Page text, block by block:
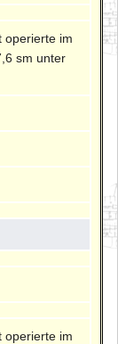
operierte im
sm unter
operierte im